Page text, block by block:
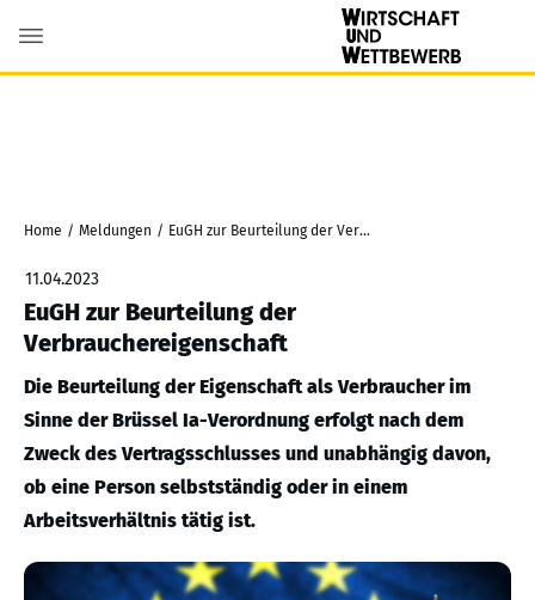
Home / Meldungen / EuGH zur Beurteilung der Verbrauchereigenschaft
11.04.2023
EuGH zur Beurteilung der
Verbrauchereigenschaft
Die Beurteilung der Eigenschaft als Verbraucher im
Sinne der Brüssel Ia-Verordnung erfolgt nach dem
Zweck des Vertragsschlusses und unabhängig davon,
ob eine Person selbstständig oder in einem
Arbeitsverhältnis tätig ist.